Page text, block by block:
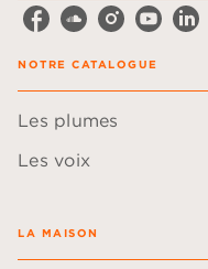
NOTRE CATALOGUE
Les plumes
Les voix
LA MAISON